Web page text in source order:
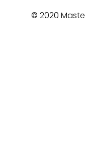
© 2020